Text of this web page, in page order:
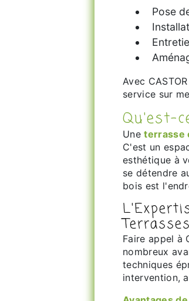
Pose
Avec CASTOR & POLUX, bénéficiez d'une expertise reconnue et d'un
service sur
Uneterrasse
C'est un
esthétique à
se détendre
bois est
Terrasses
Faire appel
nombreux
techniques
intervention,